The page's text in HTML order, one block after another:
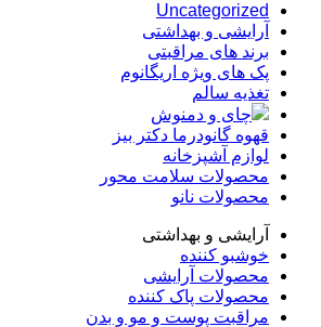
Uncategorized
آرایشی و بهداشتی
برند های مراقبتی
پک های ویژه اریگانوم
تغذیه سالم
چای و دمنوش
قهوه گانودرما دکتر بیز
لوازم آشپزخانه
محصولات سلامت محور
محصولات نانو
آرایشی و بهداشتی
خوشبو کننده
محصولات آرایشی
محصولات پاک کننده
مراقبت پوست و مو و بدن